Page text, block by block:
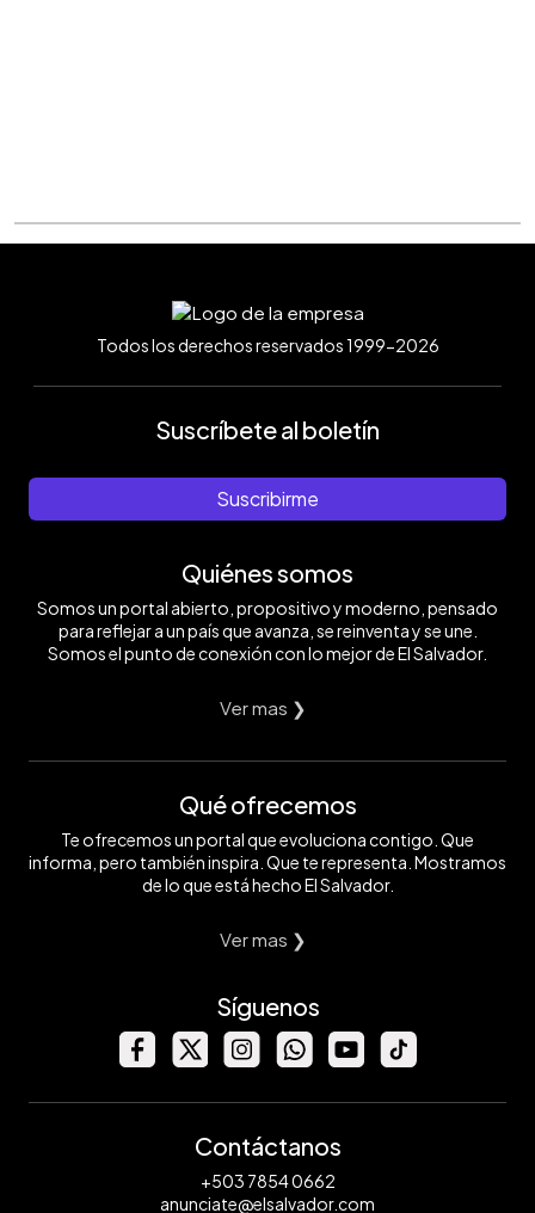
Todos los derechos reservados 1999-2026
Suscríbete al boletín
Suscribirme
Quiénes somos
Somos un portal abierto, propositivo y moderno, pensado
para reflejar a un país que avanza, se reinventa y se une.
Somos el punto de conexión con lo mejor de El Salvador.
Ver mas ❯
Qué ofrecemos
Te ofrecemos un portal que evoluciona contigo. Que
informa, pero también inspira. Que te representa. Mostramos
de lo que está hecho El Salvador.
Ver mas ❯
Síguenos
Contáctanos
+503 7854 0662
anunciate@elsalvador.com